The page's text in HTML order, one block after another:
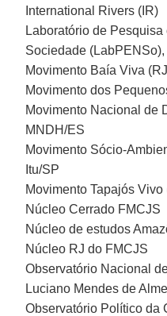
International Rivers (IR)
Laboratório de
Sociedade
Movimento Baía Viva
Movimento dos
Movimento Nacional de
MNDH/ES
Movimento Sócio-
Itu/SP
Movimento Tapajós Vivo
Núcleo Cerrado FMCJS
Núcleo de estudos
Núcleo RJ do FMCJS
Observatório Nacional
Luciano Mendes de
Observatório Político da